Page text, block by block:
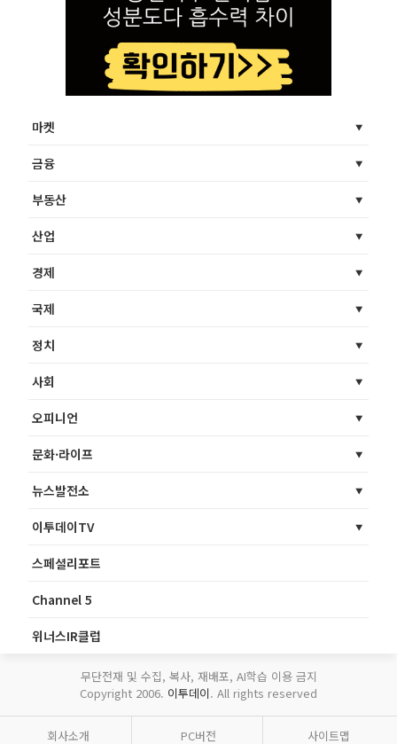
마켓
금융
부동산
산업
경제
국제
정치
사회
오피니언
문화·라이프
뉴스발전소
이투데이TV
스페셜리포트
Channel 5
위너스IR클럽
무단전재 및 수집, 복사, 재배포, AI학습 이용 금지
Copyright 2006. 이투데이. All rights reserved
회사소개 PC버전 사이트맵